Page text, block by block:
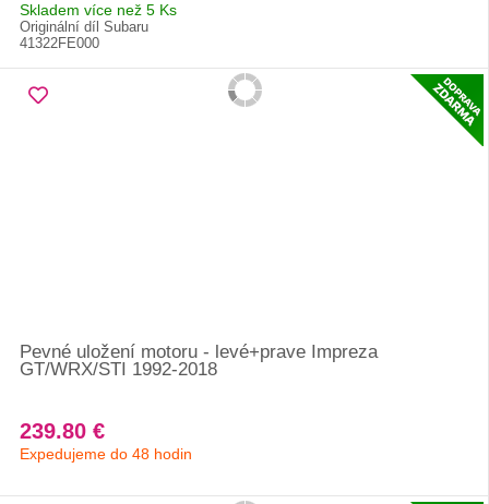
Skladem více než 5 Ks
Originální díl Subaru
41322FE000
Pevné uložení motoru - levé+prave Impreza
GT/WRX/STI 1992-2018
239.80 €
Expedujeme do 48 hodin